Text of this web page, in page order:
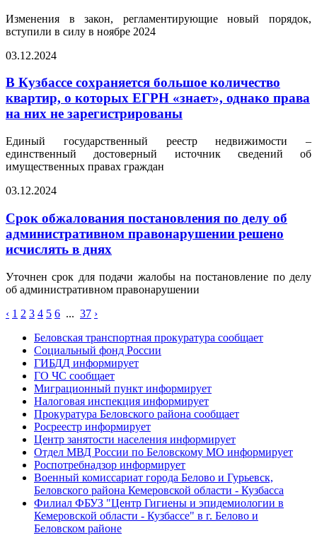
Изменения в закон, регламентирующие новый порядок,
вступили в силу в ноябре 2024
03.12.2024
В Кузбассе сохраняется большое количество
квартир, о которых ЕГРН «знает», однако права
на них не зарегистрированы
Единый государственный реестр недвижимости –
единственный достоверный источник сведений об
имущественных правах граждан
03.12.2024
Срок обжалования постановления по делу об
административном правонарушении решено
исчислять в днях
Уточнен срок для подачи жалобы на постановление по делу
об административном правонарушении
‹ 1 2 3 4 5 6 ... 37 ›
Беловская транспортная прокуратура сообщает
Социальный фонд России
ГИБДД информирует
ГО ЧС сообщает
Миграционный пункт информирует
Налоговая инспекция информирует
Прокуратура Беловского района сообщает
Росреестр информирует
Центр занятости населения информирует
Отдел МВД России по Беловскому МО информирует
Роспотребнадзор информирует
Военный комиссариат города Белово и Гурьевск,
Беловского района Кемеровской области - Кузбасса
Филиал ФБУЗ "Центр Гигиены и эпидемиологии в
Кемеровской области - Кузбассе" в г. Белово и
Беловском районе